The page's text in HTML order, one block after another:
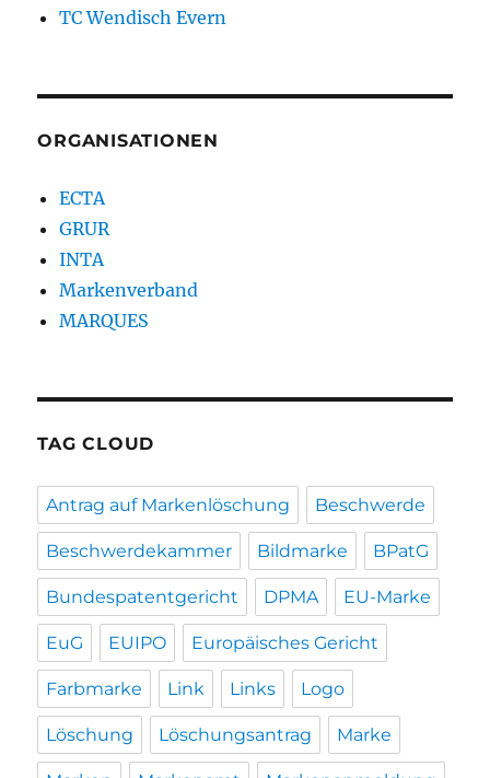
TC Wendisch Evern
ORGANISATIONEN
ECTA
GRUR
INTA
Markenverband
MARQUES
TAG CLOUD
Antrag auf Markenlöschung Beschwerde
Beschwerdekammer Bildmarke BPatG
Bundespatentgericht DPMA EU-Marke
EuG EUIPO Europäisches Gericht
Farbmarke Link Links Logo
Löschung Löschungsantrag Marke